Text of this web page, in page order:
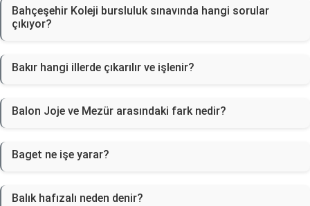
Bahçeşehir Koleji bursluluk sınavında hangi sorular
çıkıyor?
Bakır hangi illerde çıkarılır ve işlenir?
Balon Joje ve Mezür arasındaki fark nedir?
Baget ne işe yarar?
Balık hafızalı neden denir?